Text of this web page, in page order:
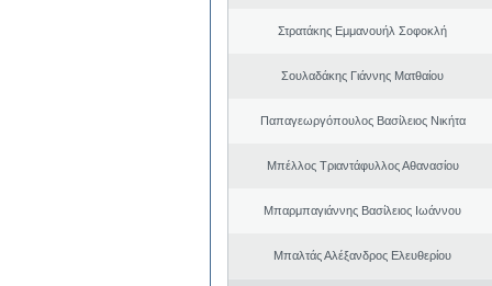
Στρατάκης Εμμανουήλ Σοφοκλή
Σουλαδάκης Γιάννης Ματθαίου
Παπαγεωργόπουλος Βασίλειος Νικήτα
Μπέλλος Τριαντάφυλλος Αθανασίου
Μπαρμπαγιάννης Βασίλειος Ιωάννου
Μπαλτάς Αλέξανδρος Ελευθερίου